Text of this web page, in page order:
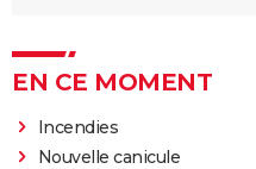
EN CE MOMENT
Incendies
Nouvelle canicule